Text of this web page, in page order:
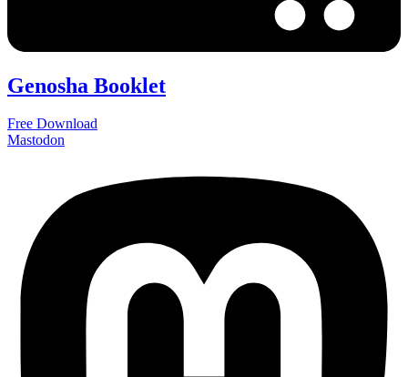
Genosha Booklet
Free Download
Mastodon